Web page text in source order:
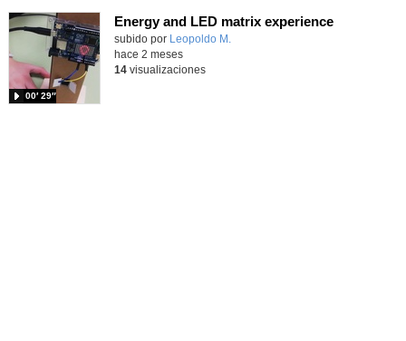
Energy and LED matrix experience
Contenido educativo.
subido por Leopoldo M.
00′ 29″
hace 2 meses
14visualizaciones